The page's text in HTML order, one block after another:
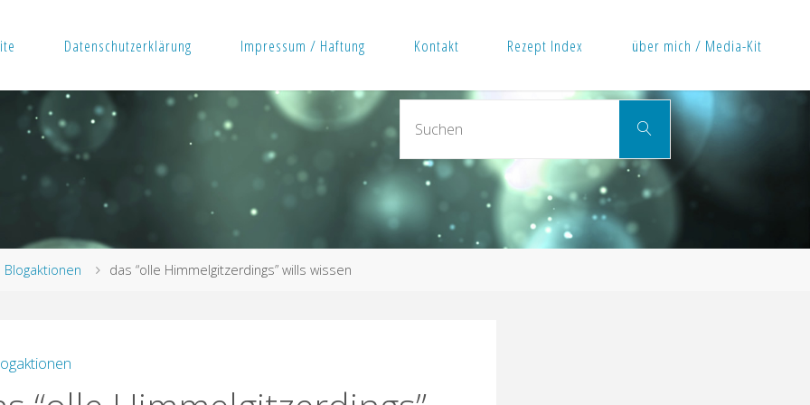
Datenschutzerklärung Impressum / Haftung Kontakt Rezept Index über mich / Media-Kit
Suchen
nach:
Suchen
Blogaktionen das “olle Himmelgitzerdings” wills wissen